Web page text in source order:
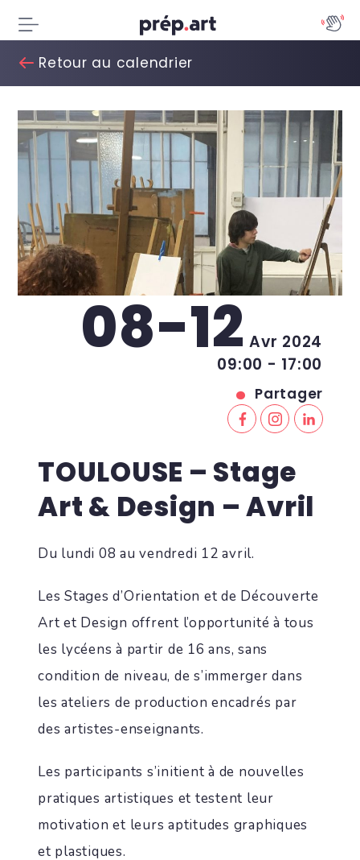
Retour au calendrier
08-12 Avr 2024
09:00 - 17:00
Partager
TOULOUSE – Stage
Art & Design – Avril
Du lundi 08 au vendredi 12 avril.
Les Stages d’Orientation et de Découverte
Art et Design offrent l’opportunité à tous
les lycéens à partir de 16 ans, sans
condition de niveau, de s’immerger dans
les ateliers de production encadrés par
des artistes-enseignants.
Les participants s’initient à de nouvelles
pratiques artistiques et testent leur
motivation et leurs aptitudes graphiques
et plastiques.